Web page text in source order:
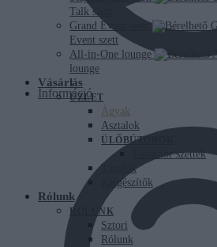
Információ
Talk szett
Grand Event szett
Event szett
All-in-One lounge
lounge
Vásárlás
ÜZLET
Ágyak
Asztalok
ÜLŐBÚTOROK
Ülőbútor szettek
Tárolók
Kiegészítők
Rólunk
RÓLUNK
Sztori
Rólunk